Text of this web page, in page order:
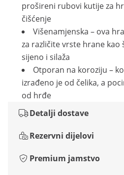
prošireni rubovi kutije za
čišćenje
Višenamjenska – ova
za različite vrste hrane kao
sijeno i silaža
Otporan na koroziju –
izrađeno je od čelika, a
od hrđe
Detalji dostave
Rezervni dijelovi
Premium jamstvo